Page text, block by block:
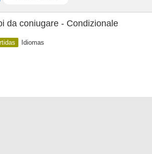
da coniugare - Condizionale
Idiomas